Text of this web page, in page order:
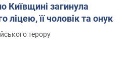
Київщині загинула
ліцею, її чоловік та онук
терору